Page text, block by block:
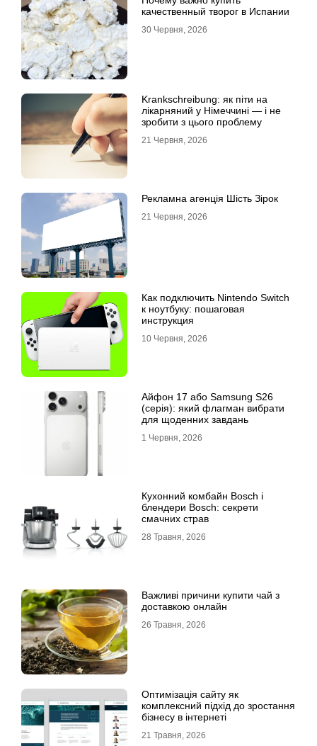
качественный творог в Испании
30 Червня, 2026
Krankschreibung: як піти на
лікарняний у Німеччині — і не
зробити з цього проблему
21 Червня, 2026
Рекламна агенція Шість Зірок
21 Червня, 2026
Как подключить Nintendo Switch
к ноутбуку: пошаговая
инструкция
10 Червня, 2026
Айфон 17 або Samsung S26
(серія): який флагман вибрати
для щоденних завдань
1 Червня, 2026
Кухонний комбайн Bosch і
блендери Bosch: секрети
смачних страв
28 Травня, 2026
Важливі причини купити чай з
доставкою онлайн
26 Травня, 2026
Оптимізація сайту як
комплексний підхід до зростання
бізнесу в інтернеті
21 Травня, 2026